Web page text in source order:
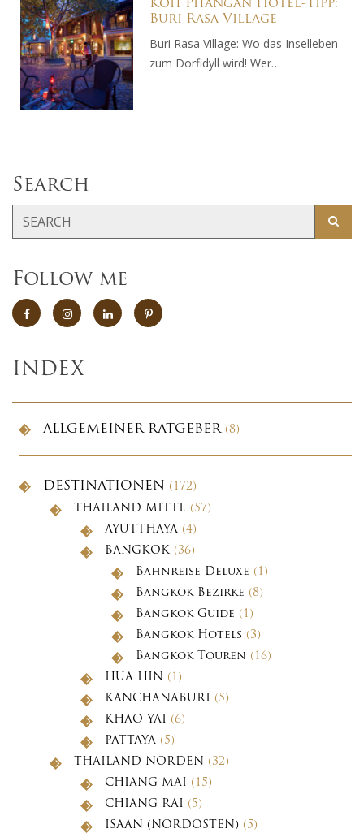
Koh Phangan Hotel-Tipp:
Buri Rasa Village
Buri Rasa Village: Wo das Inselleben
zum Dorfidyll wird! Wer…
Search
Follow me
INDEX
ALLGEMEINER RATGEBER(8)
DESTINATIONEN (172)
THAILAND MITTE (57)
AYUTTHAYA (4)
BANGKOK(36)
Bahnreise Deluxe (1)
Bangkok Bezirke (8)
Bangkok Guide (1)
Bangkok Hotels (3)
Bangkok Touren (16)
HUA HIN (1)
KANCHANABURI (5)
KHAO YAI (6)
PATTAYA (5)
THAILAND NORDEN (32)
CHIANG MAI (15)
CHIANG RAI (5)
ISAAN (NORDOSTEN) (5)